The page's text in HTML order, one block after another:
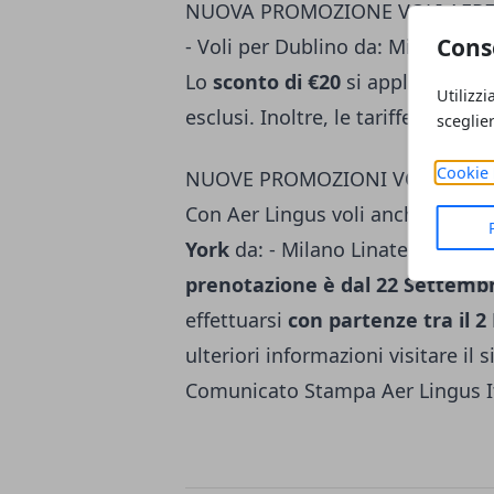
Cookie
NUOVA PROMOZIONE VOLI
- Voli per Dublino da: Milano
Lo sconto di €20 si applica sulla
esclusi. Inoltre, le tariffe sono
NUOVE PROMOZIONI VOLI
Con Aer Lingus voli anche
York da: - Milano Linate a
prenotazione è dal 22
effettuarsi con partenze tra il 2
ulteriori informazioni visitare il
Comunicato Stampa Aer Lingus